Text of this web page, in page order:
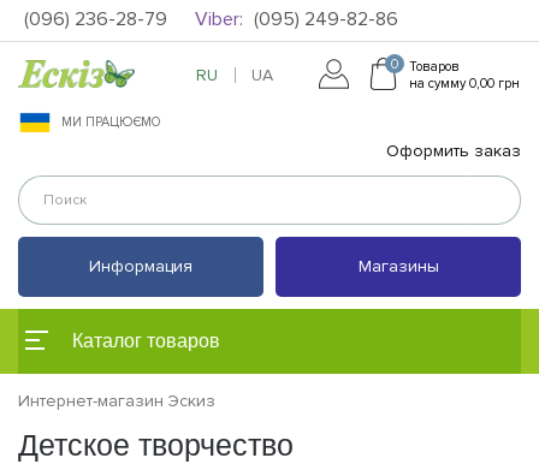
(096) 236-28-79 Viber: (095) 249-82-86
МИ ПРАЦЮЄМО
Оформить заказ
RU UA Товаров
0
на сумму 0,00 грн
Информация Магазины
Каталог товаров
Интернет-магазин Эскиз
Детское творчество